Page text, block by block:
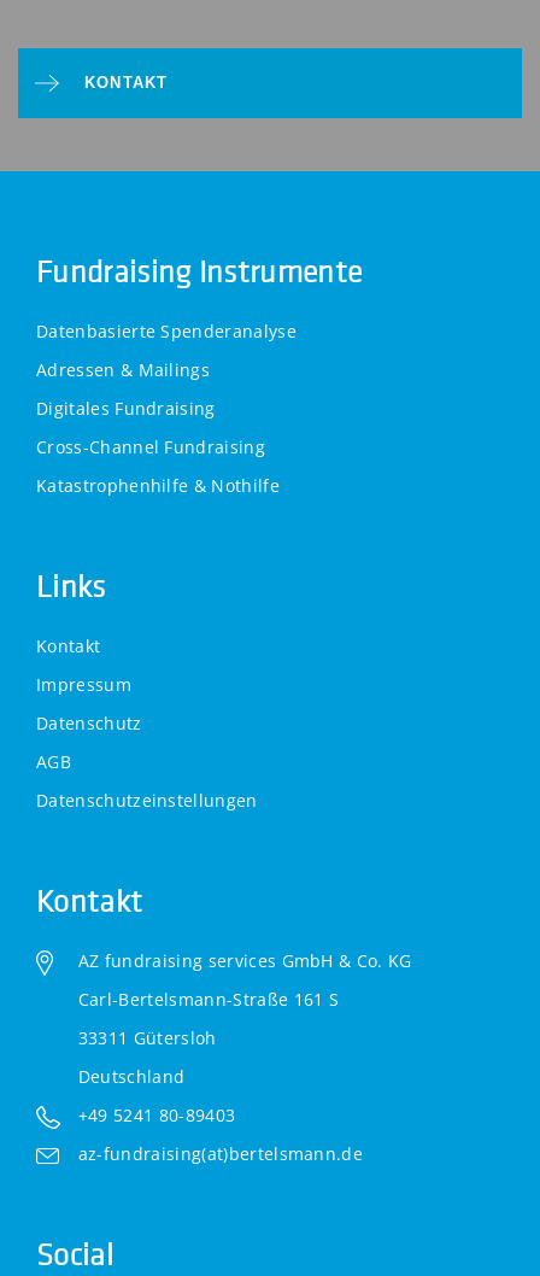
KONTAKT
Fundraising Instrumente
Datenbasierte Spenderanalyse
Adressen & Mailings
Digitales Fundraising
Cross-Channel Fundraising
Katastrophenhilfe & Nothilfe
Links
Kontakt
Impressum
Datenschutz
AGB
Datenschutzeinstellungen
Kontakt
AZ fundraising services GmbH & Co. KG
Carl-Bertelsmann-Straße 161 S
33311 Gütersloh
Deutschland
+49 5241 80-89403
az-fundraising(at)bertelsmann.de
Social